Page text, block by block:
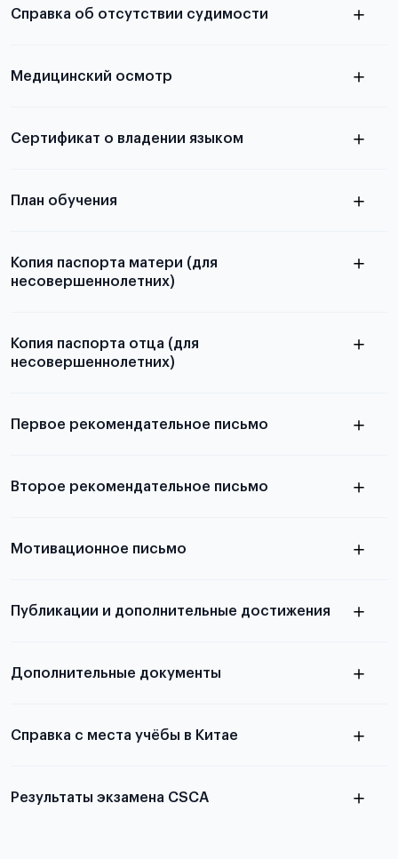
абитуриентов, изложена в статье.
принимаются
Справка об отсутствии судимости
Медицинский осмотр
Для примеров заполнения и пустых
Сертификат о владении языком
План обучения
Копия паспорта матери (для
несовершеннолетних)
Копия паспорта отца (для
несовершеннолетних)
выезда
Первое рекомендательное письмо
письма
Второе рекомендательное письмо
письма
Мотивационное письмо
статье
Публикации и дополнительные достижения
Дополнительные документы
Справка с места учёбы в Китае
Результаты экзамена CSCA